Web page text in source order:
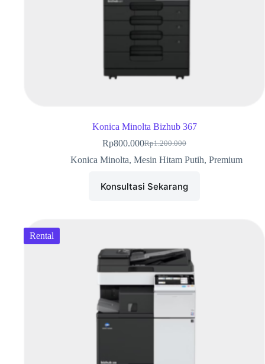
Konica Minolta Bizhub 367
Rp1.200.000
Rp800.000
Konica Minolta, Mesin Hitam Putih, Premium
Konsultasi Sekarang
Rental